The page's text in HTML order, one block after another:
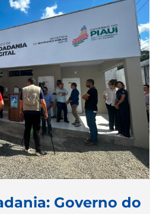
Governo do